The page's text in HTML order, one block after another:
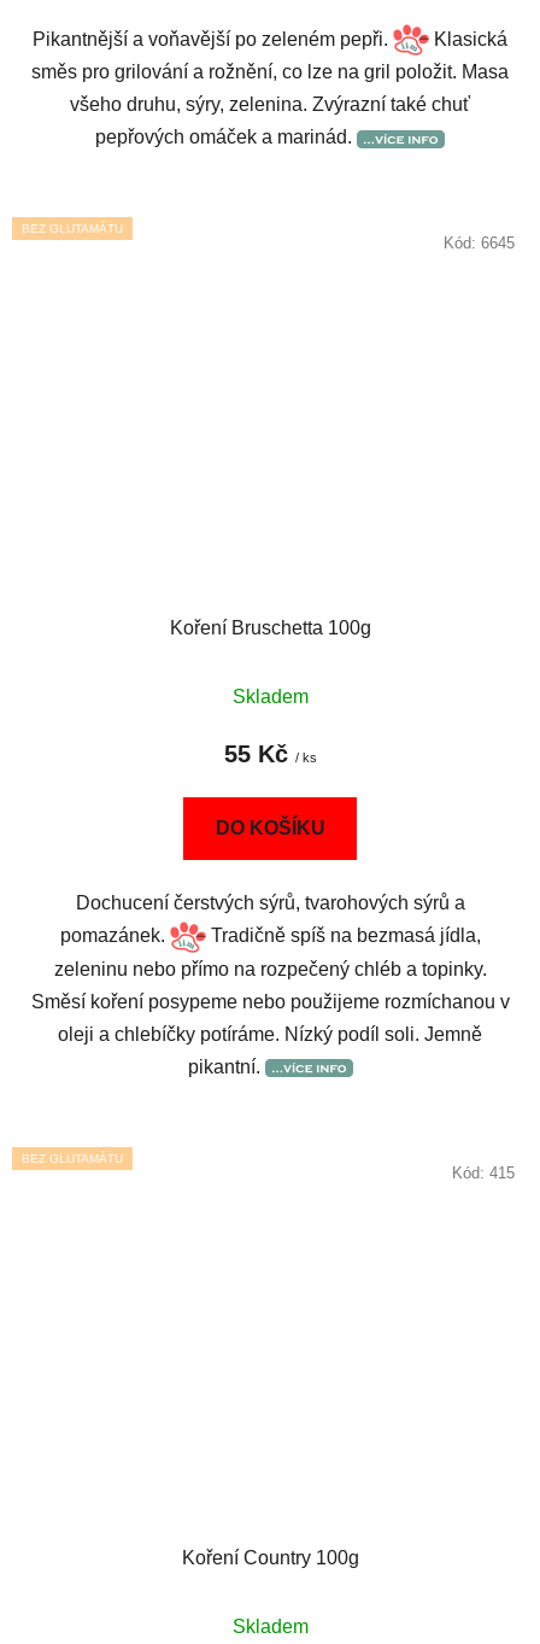
Pikantnější a voňavější po zeleném pepři.
Klasická
směs pro grilování a rožnění, co lze na gril položit. Masa
všeho druhu, sýry, zelenina. Zvýrazní také chuť
pepřových omáček a marinád.
BEZ GLUTAMÁTU
Koření Bruschetta 100g
Skladem
55 Kč / ks
DO KOŠÍKU
Dochucení čerstvých sýrů, tvarohových sýrů a
pomazánek.
Tradičně spíš na bezmasá jídla,
zeleninu nebo přímo na rozpečený chléb a topinky.
Směsí koření posypeme nebo použijeme rozmíchanou v
oleji a chlebíčky potíráme. Nízký podíl soli. Jemně
pikantní.
Kód: 6645
BEZ GLUTAMÁTU
Koření Country 100g
Skladem
Kód: 415